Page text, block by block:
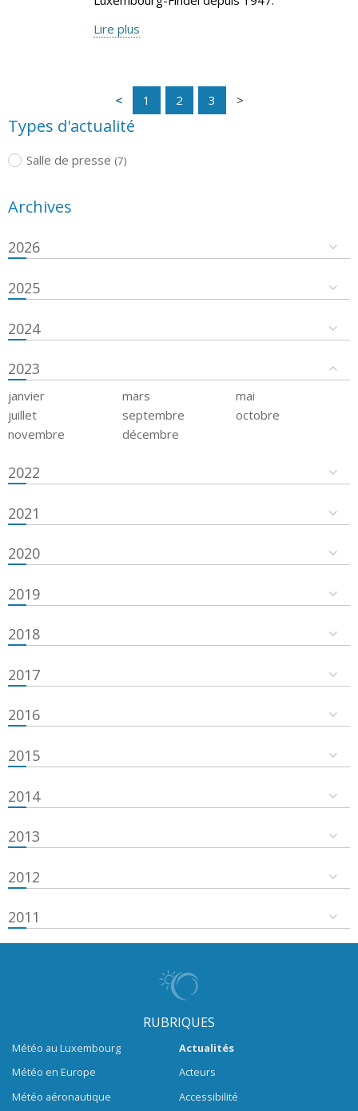
Lire plus
1 2 3
Types d'actualité
Salle de presse (7)
Archives
2026
2025
2024
2023
janvier mars
mai
juillet
septembre
octobre
novembre
décembre
2022
2021
2020
2019
2018
2017
2016
2015
2014
2013
2012
2011
RUBRIQUES
Météo au Luxembourg
Météo en Europe
Météo aéronautique
Actualités
Acteurs
Accessibilité